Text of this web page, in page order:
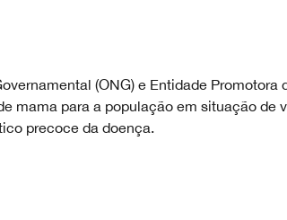
(ONG) e Entidade Promotora
mama para a população em situação de
precoce da doença.